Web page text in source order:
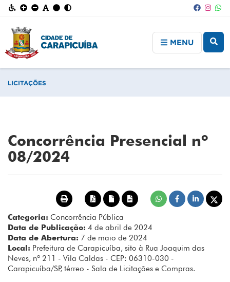
MENU
LICITAÇÕES
Concorrência Presencial nº
08/2024
Categoria: Concorrência Pública
Data de Publicação: 4 de abril de 2024
Data de Abertura: 7 de maio de 2024
Local: Prefeitura de Carapicuíba, sito à Rua Joaquim das
Neves, nº 211 - Vila Caldas - CEP: 06310-030 -
Carapicuíba/SP, térreo - Sala de Licitações e Compras.